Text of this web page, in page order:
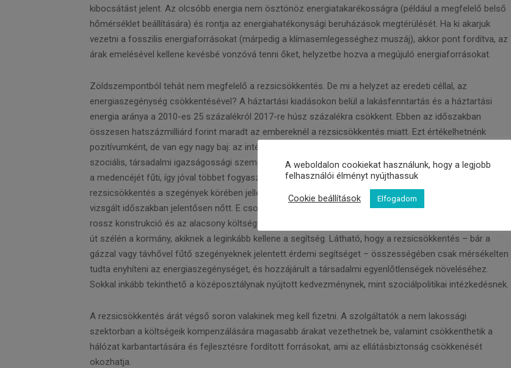
kibocsátást jelent. Az olcsóbb energia nem ösztönöz energiatakarékosságra (például a megfelelő belső
hőmérséklet beállítására) és rontja az energiahatékonysági beruházások megtérülését. Ha ki akarjuk
vezetni a fosszilis energiaforrásokat (márpedig a klímasemlegességhez muszáj), akkor pont fordítva, az
árak emelésével kellene kevésbé vonzóvá tenni őket, helyzetbe hozva a megújuló energiaforrásokat.
Zöldszempontból tehát nem megfelelő a rezsicsökkentés. De mi a helyzet az eredeti céllal, az
energiaszegénység csökkentésével? A háztartási kiadásokon belül a lakásfenntartás és a háztartási
energia aránya a 2010-es 25 százalékról 2017-re húsz százalékra csökkent. Ebben az időszakban
összesen hatszázmilliárd forint maradt az embereknél a rezsicsökkentés miatt. Ezt értékelhetnénk
pozitívumként, de van egy nagy baj: az intézkedés nem célzott, nem jelenik meg benne semmilyen
szociális, társadalmi igazságossági szempont. Ugyanúgy élvezheti az alacsonyabb energiaárakat az, aki
a medencéjét fűti, így jóval többet fogyaszt, mint egy mélyszegénységben élő. Ráadásul a
rezsicsökkentés a szegények körében jellemző fával és szénnel tüzelést nem érinti, és a tűzifa ára a
vizsgált időszakban jelentősen nőtt. E csoport számára létezik ugyan a szociális tűzifaprogram, de ez a
rossz konstrukció és az alacsony költségvetés miatt sok rászorulót nem ér el. Megint azokat hagyja az
út szélén a kormány, akiknek a leginkább kellene a segítség. Látható, hogy a rezsicsökkentés – bár a
gázzal vagy távhővel fűtő szegényeknek jelentett érdemi segítséget – összességében csak mérsékelten
tudta enyhíteni az energiaszegénységet, és hozzájárult a társadalmi egyenlőtlenségek növeléséhez.
Sokkal inkább tekinthető a középosztálynak nyújtott kedvezménynek, mint szociálpolitikai intézkedésnek.
A rezsicsökkentés árát végső soron valakinek meg kell fizetni. A szolgáltatók a nem lakossági
szektorban a költségeik kompenzálására magasabb árakat vezethetnek be, valamint csökkenthetik a
hálózat karbantartására és fejlesztésre fordított forrásokat, ami az ellátásbiztonság csökkenését
okozhatja.
A weboldalon cookiekat használunk, hogy a legjobb
felhasználói élményt nyújthassuk
Cookie beállítások Elfogadom